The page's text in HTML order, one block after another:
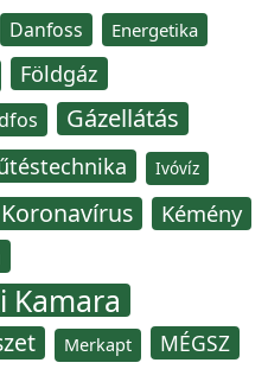
Danfoss Energetika
Földgáz
Gázellátás
Ivóvíz
Koronavírus Kémény
Kamara
Merkapt MÉGSZ